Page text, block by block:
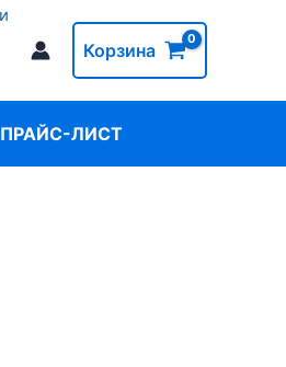
Корзина
ПРАЙС-ЛИСТ